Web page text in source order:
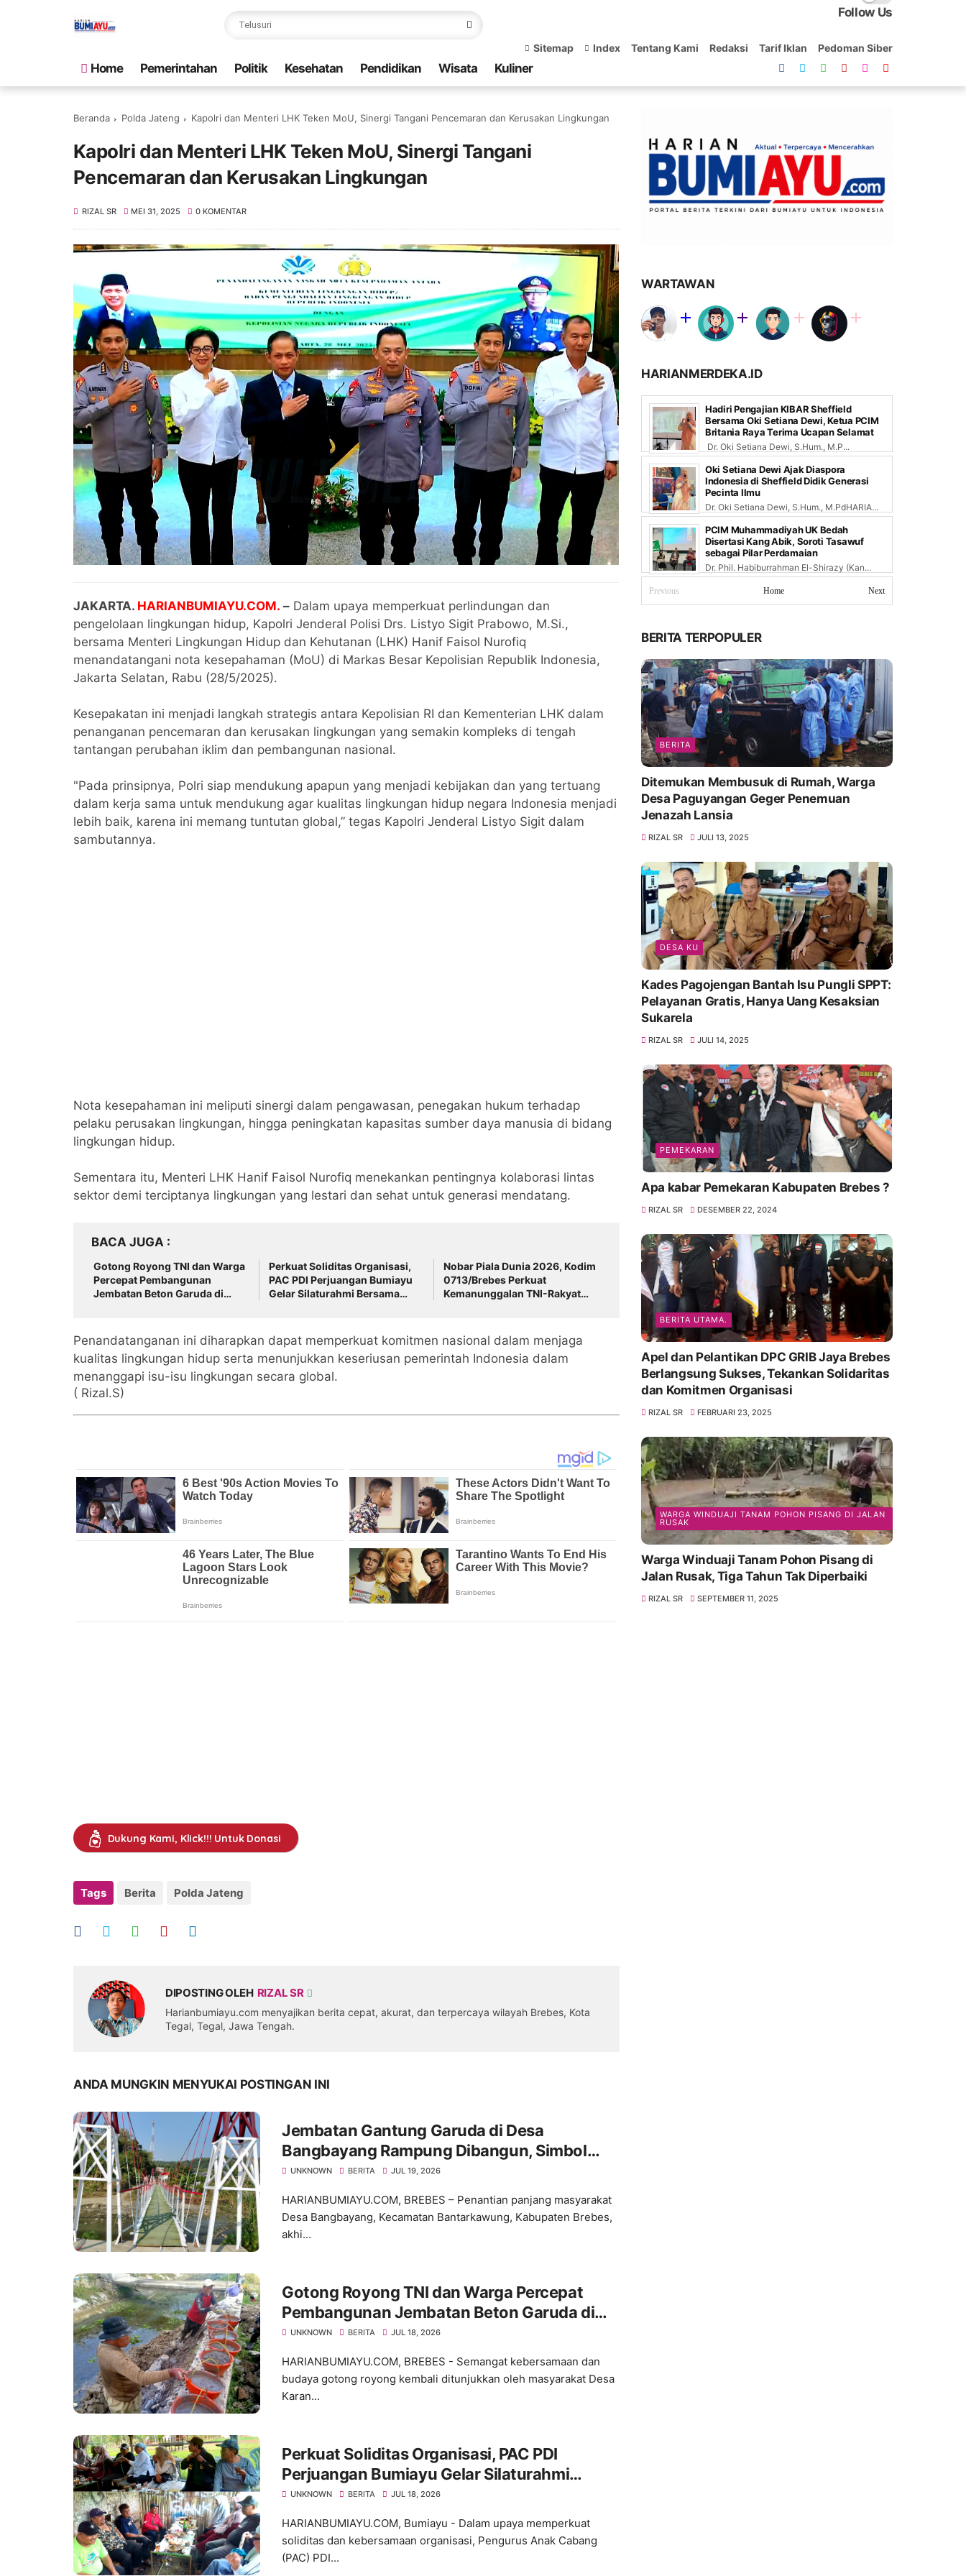
Follow Us
Sitemap Index Tentang Kami Redaksi Tarif Iklan Pedoman Siber
Home Pemerintahan Politik Kesehatan Pendidikan Wisata Kuliner
Beranda Polda Jateng Kapolri dan Menteri LHK Teken MoU, Sinergi Tangani Pencemaran dan Kerusakan Lingkungan
Kapolri dan Menteri LHK Teken MoU, Sinergi Tangani
Pencemaran dan Kerusakan Lingkungan
RIZAL SR MEI 31, 2025 0 KOMENTAR
JAKARTA. HARIANBUMIAYU.COM. – Dalam upaya memperkuat perlindungan dan
pengelolaan lingkungan hidup, Kapolri Jenderal Polisi Drs. Listyo Sigit Prabowo, M.Si.,
bersama Menteri Lingkungan Hidup dan Kehutanan (LHK) Hanif Faisol Nurofiq
menandatangani nota kesepahaman (MoU) di Markas Besar Kepolisian Republik Indonesia,
Jakarta Selatan, Rabu (28/5/2025).
Kesepakatan ini menjadi langkah strategis antara Kepolisian RI dan Kementerian LHK dalam
penanganan pencemaran dan kerusakan lingkungan yang semakin kompleks di tengah
tantangan perubahan iklim dan pembangunan nasional.
"Pada prinsipnya, Polri siap mendukung apapun yang menjadi kebijakan dan yang tertuang
dalam kerja sama untuk mendukung agar kualitas lingkungan hidup negara Indonesia menjadi
lebih baik, karena ini memang tuntutan global,” tegas Kapolri Jenderal Listyo Sigit dalam
sambutannya.
Nota kesepahaman ini meliputi sinergi dalam pengawasan, penegakan hukum terhadap
pelaku perusakan lingkungan, hingga peningkatan kapasitas sumber daya manusia di bidang
lingkungan hidup.
Sementara itu, Menteri LHK Hanif Faisol Nurofiq menekankan pentingnya kolaborasi lintas
sektor demi terciptanya lingkungan yang lestari dan sehat untuk generasi mendatang.
BACA JUGA
Gotong Royong TNI dan Warga
Percepat Pembangunan
Jembatan Beton Garuda di
Perkuat Soliditas Organisasi,
PAC PDI Perjuangan Bumiayu
Gelar Silaturahmi Bersama
Nobar Piala Dunia 2026, Kodim
0713/Brebes Perkuat
Kemanunggalan TNI-Rakyat
Penandatanganan ini diharapkan dapat memperkuat komitmen nasional dalam menjaga
kualitas lingkungan hidup serta menunjukkan keseriusan pemerintah Indonesia dalam
menanggapi isu-isu lingkungan secara global.
( Rizal.S)
Dukung Kami, Klick!!! Untuk Donasi
Tags Berita Polda Jateng
DIPOSTING OLEH RIZAL SR
Harianbumiayu.com menyajikan berita cepat, akurat, dan terpercaya wilayah Brebes, Kota
Tegal, Tegal, Jawa Tengah.
ANDA MUNGKIN MENYUKAI POSTINGAN INI
Jembatan Gantung Garuda di Desa
Bangbayang Rampung Dibangun, Simbol
Nyata Kemanunggalan TNI dan Rakyat
UNKNOWN BERITA JUL 19, 2026
HARIANBUMIAYU.COM, BREBES – Penantian panjang masyarakat
Desa Bangbayang, Kecamatan Bantarkawung, Kabupaten Brebes,
akhi...
Gotong Royong TNI dan Warga Percepat
Pembangunan Jembatan Beton Garuda di
Desa Karangbandung
UNKNOWN BERITA JUL 18, 2026
HARIANBUMIAYU.COM, BREBES - Semangat kebersamaan dan
budaya gotong royong kembali ditunjukkan oleh masyarakat Desa
Karan...
Perkuat Soliditas Organisasi, PAC PDI
Perjuangan Bumiayu Gelar Silaturahmi
Bersama Pengurus Ranting
UNKNOWN BERITA JUL 18, 2026
HARIANBUMIAYU.COM, Bumiayu - Dalam upaya memperkuat
soliditas dan kebersamaan organisasi, Pengurus Anak Cabang
(PAC) PDI...
WARTAWAN
HARIANMERDEKA.ID
Hadiri Pengajian KIBAR Sheffield
Bersama Oki Setiana Dewi, Ketua PCIM
Britania Raya Terima Ucapan Selamat
Dr. Oki Setiana Dewi, S.Hum., M.P...
Oki Setiana Dewi Ajak Diaspora
Indonesia di Sheffield Didik Generasi
Pecinta Ilmu
Dr. Oki Setiana Dewi, S.Hum., M.PdHARIA...
PCIM Muhammadiyah UK Bedah
Disertasi Kang Abik, Soroti Tasawuf
sebagai Pilar Perdamaian
Dr. Phil. Habiburrahman El-Shirazy (Kan...
Previous Next
Home
BERITA TERPOPULER
BERITA
Ditemukan Membusuk di Rumah, Warga
Desa Paguyangan Geger Penemuan
Jenazah Lansia
RIZAL SR JULI 13, 2025
DESA KU
Kades Pagojengan Bantah Isu Pungli SPPT:
Pelayanan Gratis, Hanya Uang Kesaksian
Sukarela
RIZAL SR JULI 14, 2025
PEMEKARAN
Apa kabar Pemekaran Kabupaten Brebes ?
RIZAL SR DESEMBER 22, 2024
BERITA UTAMA.
Apel dan Pelantikan DPC GRIB Jaya Brebes
Berlangsung Sukses, Tekankan Solidaritas
dan Komitmen Organisasi
RIZAL SR FEBRUARI 23, 2025
WARGA WINDUAJI TANAM POHON PISANG DI JALAN
RUSAK
Warga Winduaji Tanam Pohon Pisang di
Jalan Rusak, Tiga Tahun Tak Diperbaiki
RIZAL SR SEPTEMBER 11, 2025